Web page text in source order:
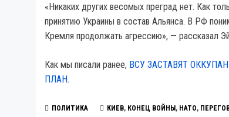
«Никаких других весомых преград нет. Как
принятию Украины в состав Альянса. В РФ
Кремля продолжать агрессию», — рассказал
Как мы писали ранее, ВСУ ЗАСТАВЯТ
ПЛАН.
ПОЛИТИКА КИЕВ, КОНЕЦ ВОЙНЫ, НАТО,